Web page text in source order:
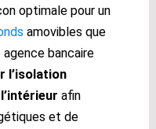
optimale pour un
amovibles que
bancaire
l’isolation
afin
et de